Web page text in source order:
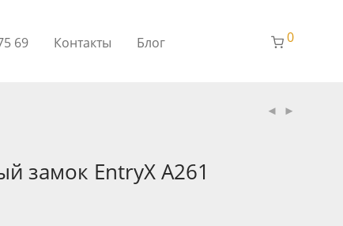
69 Контакты Блог 0
замок EntryX A261